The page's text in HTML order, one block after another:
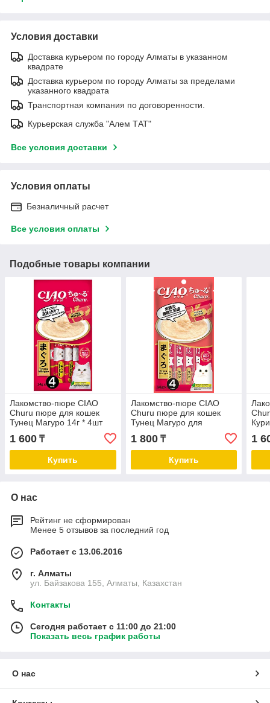
Условия доставки
Доставка курьером по городу Алматы в указанном
квадрате
Доставка курьером по городу Алматы за пределами
указанного квадрата
Транспортная компания по договоренности.
Курьерская служба "Алем ТАТ"
Все условия доставки
Условия оплаты
Безналичный расчет
Все условия оплаты
Подобные товары компании
Лакомство-пюре CIAO
Churu пюре для кошек
Тунец Магуро 14г * 4шт
1 600 ₸
Купить
Лакомство-пюре CIAO
Churu пюре для кошек
Тунец Магуро для
поддержания здоровья
костей и суставов 14г *
4шт
1 800₸
Купить
1
О нас
Рейтинг не сформирован
Менее 5 отзывов за последний год
Работает с 13.06.2016
г. Алматы
ул. Байзакова 155, Алматы, Казахстан
Контакты
Сегодня работает с 11:00 до 21:00
Показать весь график работы
О нас